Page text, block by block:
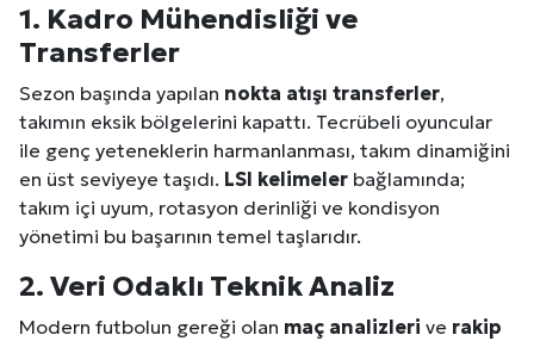
1. Kadro Mühendisliği ve
Transferler
Sezon başında yapılan nokta atışı transferler,
takımın eksik bölgelerini kapattı. Tecrübeli oyuncular
ile genç yeteneklerin harmanlanması, takım dinamiğini
en üst seviyeye taşıdı. LSI kelimeler bağlamında;
takım içi uyum, rotasyon derinliği ve kondisyon
yönetimi bu başarının temel taşlarıdır.
2. Veri Odaklı Teknik Analiz
Modern futbolun gereği olan maç analizleri ve rakip